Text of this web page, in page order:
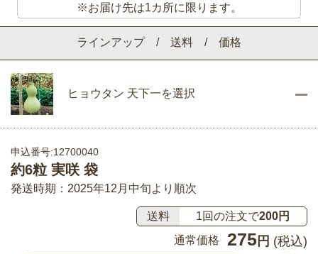
ラインアップ / 送料 / 価格
ヒョウタン 天下一を選択
申込番号:12700040
約6粒 実咲 袋
発送時期：2025年12月中旬より順次
送料 1回の注文で200円
通常価格
275 円 (税込)
※お届け先は1カ所に限ります。